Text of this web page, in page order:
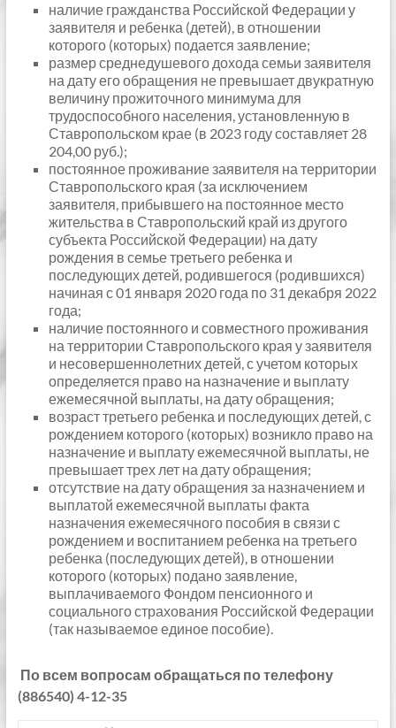
наличие гражданства Российской Федерации у
заявителя и ребенка (детей), в отношении
которого (которых) подается заявление;
размер среднедушевого дохода семьи заявителя
на дату его обращения не превышает двукратную
величину прожиточного минимума для
трудоспособного населения, установленную в
Ставропольском крае (в 2023 году составляет 28
204,00 руб.);
постоянное проживание заявителя на территории
Ставропольского края (за исключением
заявителя, прибывшего на постоянное место
жительства в Ставропольский край из другого
субъекта Российской Федерации) на дату
рождения в семье третьего ребенка и
последующих детей, родившегося (родившихся)
начиная с 01 января 2020 года по 31 декабря 2022
года;
наличие постоянного и совместного проживания
на территории Ставропольского края у заявителя
и несовершеннолетних детей, с учетом которых
определяется право на назначение и выплату
ежемесячной выплаты, на дату обращения;
возраст третьего ребенка и последующих детей, с
рождением которого (которых) возникло право на
назначение и выплату ежемесячной выплаты, не
превышает трех лет на дату обращения;
отсутствие на дату обращения за назначением и
выплатой ежемесячной выплаты факта
назначения ежемесячного пособия в связи с
рождением и воспитанием ребенка на третьего
ребенка (последующих детей), в отношении
которого (которых) подано заявление,
выплачиваемого Фондом пенсионного и
социального страхования Российской Федерации
(так называемое единое пособие).
По всем вопросам обращаться по телефону
(886540) 4-12-35